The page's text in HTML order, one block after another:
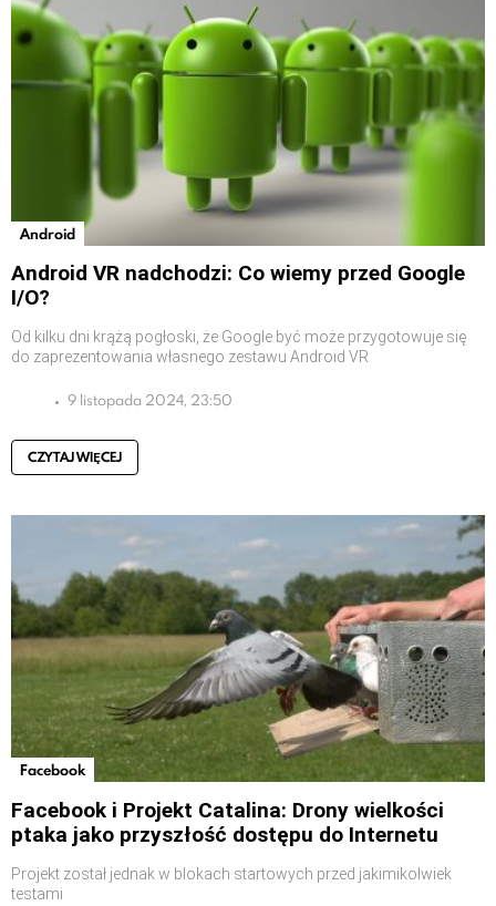
Android
Android VR nadchodzi: Co wiemy przed Google
I/O?
Od kilku dni krążą pogłoski, że Google być może przygotowuje się
do zaprezentowania własnego zestawu Android VR
9 listopada 2024, 23:50
CZYTAJ WIĘCEJ
Facebook
Facebook i Projekt Catalina: Drony wielkości
ptaka jako przyszłość dostępu do Internetu
Projekt został jednak w blokach startowych przed jakimikolwiek
testami